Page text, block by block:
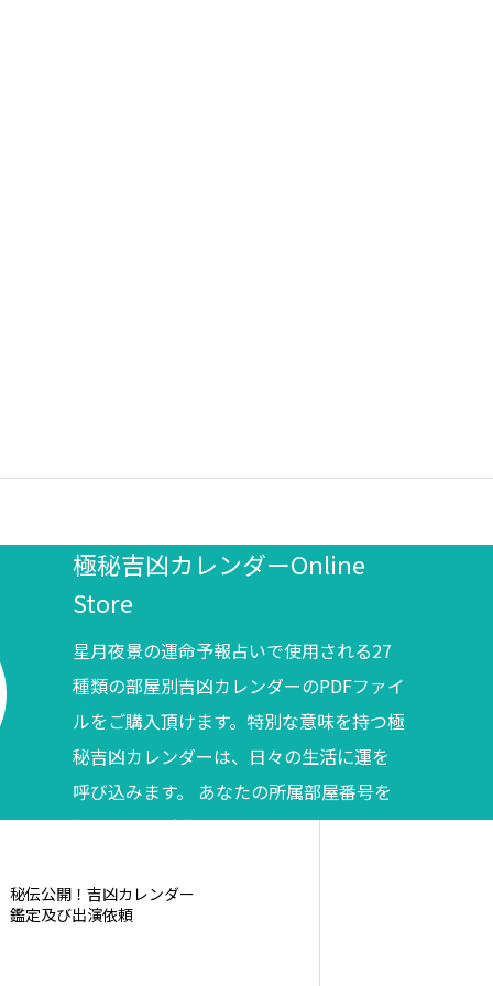
極秘吉凶カレンダーOnline
Store
星月夜景の運命予報占いで使用される27
種類の部屋別吉凶カレンダーのPDFファイ
ルをご購入頂けます。特別な意味を持つ極
秘吉凶カレンダーは、日々の生活に運を
呼び込みます。 あなたの所属部屋番号を
調べてからご購入ください。
秘伝公開！吉凶カレンダー
鑑定及び出演依頼